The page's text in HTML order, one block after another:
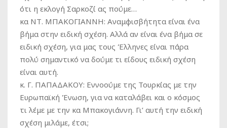
ότι η εκλογή Σαρκοζί ας πούμε…
κα ΝΤ. ΜΠΑΚΟΓΙΑΝΝΗ: Αναμφισβήτητα είναι ένα
βήμα στην ειδική σχέση. Αλλά αν είναι ένα βήμα σε
ειδική σχέση, για μας τους Έλληνες είναι πάρα
πολύ σημαντικό να δούμε τι είδους ειδική σχέση
είναι αυτή.
κ. Γ. ΠΑΠΑΔΑΚΟΥ: Εννοούμε της Τουρκίας με την
Ευρωπαϊκή Ένωση, για να καταλάβει και ο κόσμος
τι λέμε με την κα Μπακογιάννη. Γι’ αυτή την ειδική
σχέση μιλάμε, έτσι;